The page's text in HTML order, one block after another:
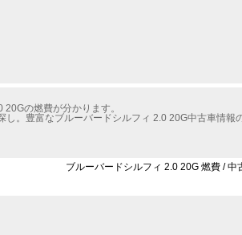
の燃費が分かります。
。豊富なブルーバードシルフィ 2.0 20G中古車情報
ブルーバードシルフィ 2.0 20G 燃費 /